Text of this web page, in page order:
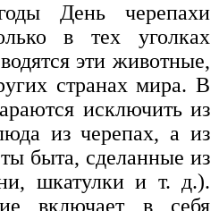
День черепахи
в тех уголках
эти животные,
странах мира. В
исключить из
из черепах, а из
быта, сделанные из
шкатулки и т. д.).
включает в себя